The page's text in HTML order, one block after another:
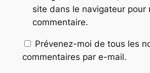
site dans le navigateur pour
commentaire.
Prévenez-moi de tous les
commentaires par e-mail.